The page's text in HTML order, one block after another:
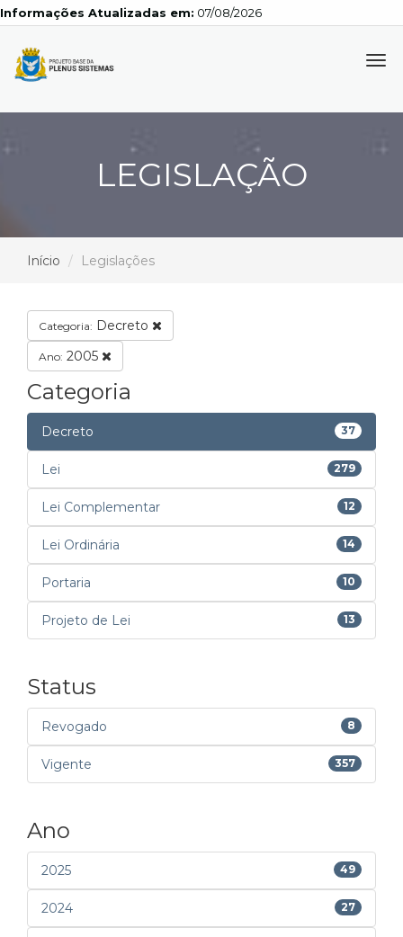
Atualizadas em: 07/08/2026
LEGISLAÇÃO
Início Legislações
Categoria: Decreto
Ano: 2005
Categoria
Decreto 37
Lei 279
Lei Complementar 12
Lei Ordinária 14
Portaria 10
Projeto de Lei 13
Status
Revogado 8
Vigente 357
Ano
2025 49
2024 27